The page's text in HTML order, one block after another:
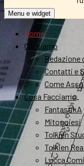
Menu e widget
Home
Chi siamo
Redazione
Contatti e
Come
Cosa Facciamo
FantastikA
Mitopoiesi
Tolkien
Tolkien
Lucca